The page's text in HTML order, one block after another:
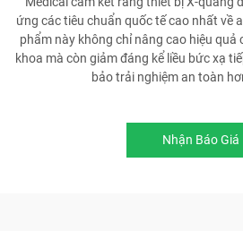
ứng các tiêu chuẩn quốc tế cao nhất về
phẩm này không chỉ nâng cao hiệu quả
khoa mà còn giảm đáng kể liều bức xạ
bảo trải nghiệm an toàn
Nhận Báo Giá